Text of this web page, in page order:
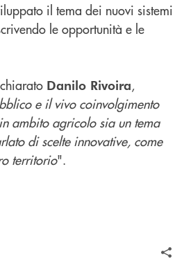
il tema dei nuovi sistemi
le opportunità e le
Danilo Rivoira,
e il vivo coinvolgimento
ambito agricolo sia un tema
di scelte innovative, come
territorio".